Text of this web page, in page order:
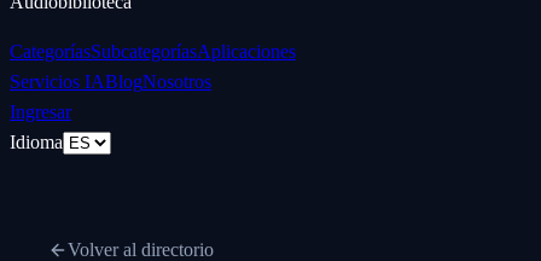
CategoríasSubcategoríasAplicaciones
Servicios IABlogNosotros
Ingresar
Idioma
Volver al directorio